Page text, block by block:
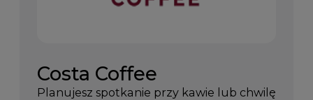
Costa Coffee
Planujesz spotkanie przy kawie lub chwilę